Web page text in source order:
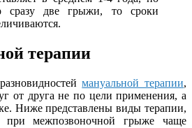
сразу две грыжи, то сроки
терапии
мануальной терапии,
от друга не по цели применения, а
Ниже представлены виды терапии,
при межпозвоночной грыже чаще